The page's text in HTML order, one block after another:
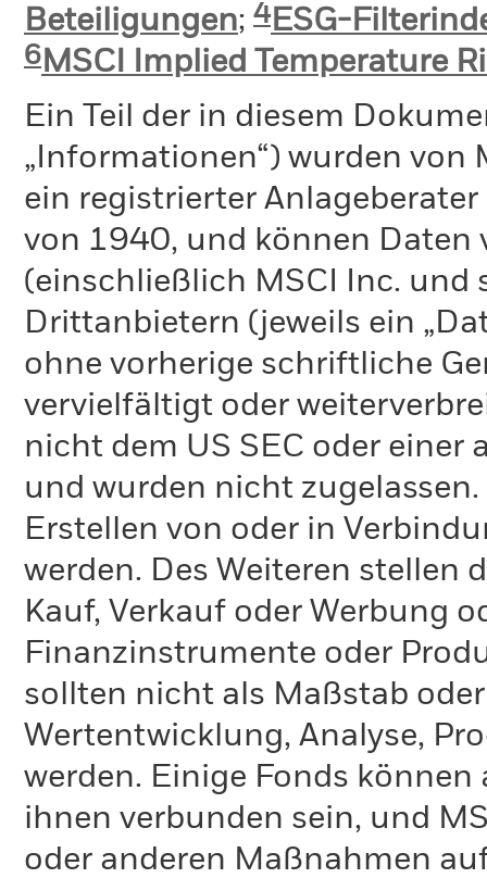
Beteiligungen; 4ESG-
6MSCI Implied Temperature
Ein Teil der in diesem
„Informationen“) wurden von
ein registrierter
von 1940, und können Daten
(einschließlich MSCI Inc. und
Drittanbietern (jeweils ein
ohne vorherige schriftliche
vervielfältigt oder
nicht dem US SEC oder einer
und wurden nicht
Erstellen von oder in
werden. Des Weiteren stellen
Kauf, Verkauf oder Werbung
Finanzinstrumente oder
sollten nicht als Maßstab
Wertentwicklung, Analyse,
werden. Einige Fonds
ihnen verbunden sein, und
oder anderen Maßnahmen